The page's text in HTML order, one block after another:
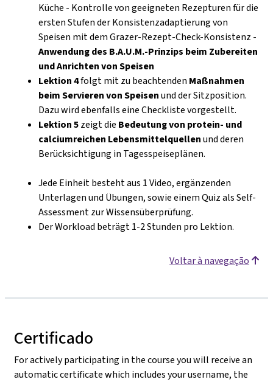
Küche - Kontrolle von geeigneten Rezepturen für die
ersten Stufen der Konsistenzadaptierung von
Speisen mit dem Grazer-Rezept-Check-Konsistenz -
Anwendung des B.A.U.M.-Prinzips beim Zubereiten
und Anrichten von Speisen
Lektion 4folgt mit zu beachtenden Maßnahmen
beim Servieren von Speisenund der Sitzposition.
Dazu wird ebenfalls eine Checkliste vorgestellt.
Lektion 5zeigt die Bedeutung von protein- und
calciumreichen Lebensmittelquellenund deren
Berücksichtigung in Tagesspeiseplänen.
Jede Einheit besteht aus 1 Video, ergänzenden
Unterlagen und Übungen, sowie einem Quiz als Self-
Assessment zur Wissensüberprüfung.
Der Workload beträgt 1-2 Stunden pro Lektion.
Voltar à navegação
Certificado
For actively participating in the course you will receive an
automatic certificate which includes your username, the